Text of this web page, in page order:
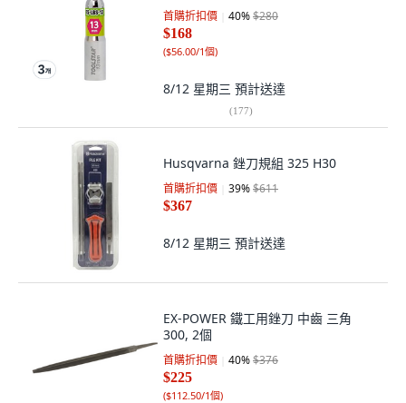
首購折扣價 40%$280
$168
($56.00/1個)
8/12 星期三 預計送達
(177)
Husqvarna 銼刀規組 325 H30
首購折扣價 39%$611
$367
8/12 星期三 預計送達
EX-POWER 鐵工用銼刀 中齒 三角
300, 2個
首購折扣價 40%$376
$225
($112.50/1個)